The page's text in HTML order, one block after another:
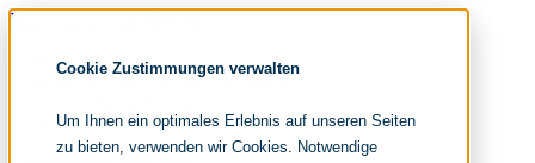
Cookie Zustimmungen verwalten
Um Ihnen ein optimales Erlebnis auf unseren Seiten
zu bieten, verwenden wir Cookies. Notwendige
Navigation überspringen
noventum
IT & Management Consulting
People & Culture